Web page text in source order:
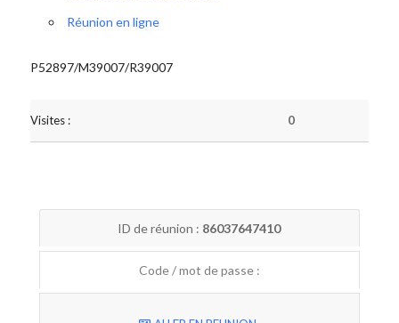
Réunion en ligne
P52897/M39007/R39007
Visites : 0
ID de réunion : 86037647410
Code / mot de passe :